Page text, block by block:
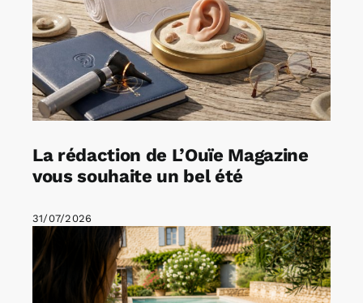
La rédaction de L’Ouïe Magazine
vous souhaite un bel été
31/07/2026